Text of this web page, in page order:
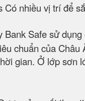
Có nhiều vị trí để
Bank Safe sử
chuẩn của
gian. Ở lớp sơn